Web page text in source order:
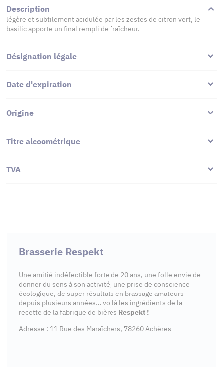
Description
légère et subtilement acidulée par les zestes de citron vert, le
basilic apporte un final rempli de fraîcheur.
Désignation légale
Date d'expiration
Origine
Titre alcoométrique
TVA
Brasserie Respekt
Une amitié indéfectible forte de 20 ans, une folle envie de
donner du sens à son activité, une prise de conscience
écologique, de super résultats en brassage amateurs
depuis plusieurs années… voilà les ingrédients de la
recette de la fabrique de bières Respekt !
Adresse : 11 Rue des Maraîchers, 78260 Achères